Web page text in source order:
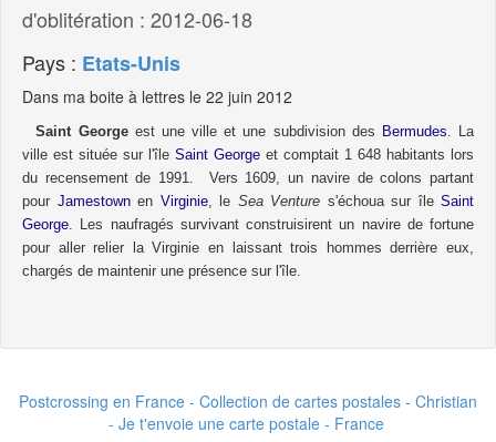
d'oblitération : 2012-06-18
Pays : Etats-Unis
Dans ma boite à lettres le 22 juin 2012
Saint Georgeest une ville et une subdivision des Bermudes . La
ville est située sur l'île Saint George et comptait 1 648 habitants lors
du recensement de 1991.
Vers 1609, un navire de colons partant
pour Jamestownen Virginie, le Sea Venture s'échoua sur île Saint
George . Les naufragés survivant construisirent un navire de fortune
pour aller relier la Virginie en laissant trois hommes derrière eux,
chargés de maintenir une présence sur l'île.
Postcrossing en France - Collection de cartes postales - Christian
- Je t'envoie une carte postale - France